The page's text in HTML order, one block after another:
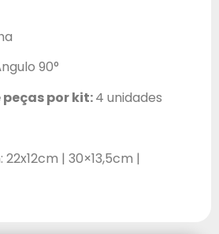
90°
por kit:4 unidades
22x12cm | 30×13,5cm |